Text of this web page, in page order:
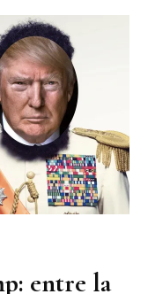
Disparos
Al
Aire
Desde
California
entre la